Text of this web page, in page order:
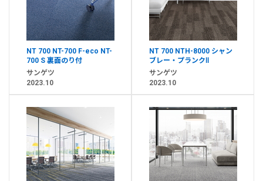
NT 700 NT-700 F-eco NT-
700 S 裏面のり付
サンゲツ
2023.10
NT 700 NTH-8000 シャン
ブレー・プランクⅡ
サンゲツ
2023.10